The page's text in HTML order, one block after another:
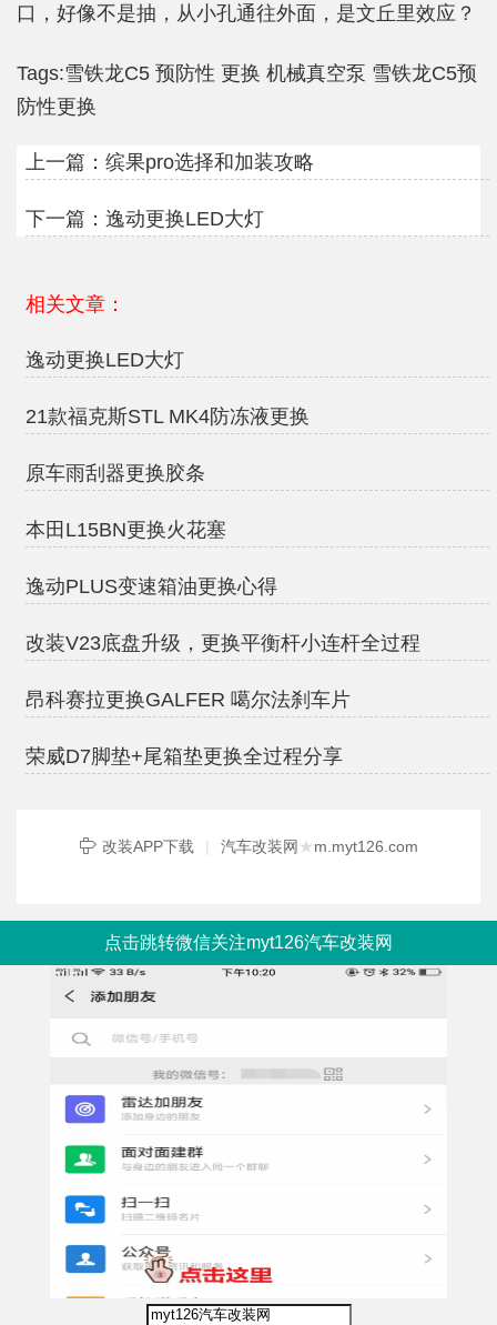
口，好像不是抽，从小孔通往外面，是文丘里效应？
Tags:雪铁龙C5 预防性 更换 机械真空泵 雪铁龙C5预
防性更换
上一篇： 缤果pro选择和加装攻略
下一篇： 逸动更换LED大灯
相关文章：
逸动更换LED大灯
21款福克斯STL MK4防冻液更换
原车雨刮器更换胶条
本田L15BN更换火花塞
逸动PLUS变速箱油更换心得
改装V23底盘升级，更换平衡杆小连杆全过程
昂科赛拉更换GALFER 噶尔法刹车片
荣威D7脚垫+尾箱垫更换全过程分享
改装APP下载 | 汽车改装网 ★m.myt126.com
点击跳转微信关注myt126汽车改装网